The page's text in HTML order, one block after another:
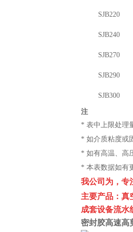
SJB220
SJB240
SJB270
SJB290
SJB300
注
* 表中上限处理
* 如介质粘度或
* 如有高温、高
* 本表数据如有
我公司为，专
主要产品：真
成套设备流水
密封胶高速高